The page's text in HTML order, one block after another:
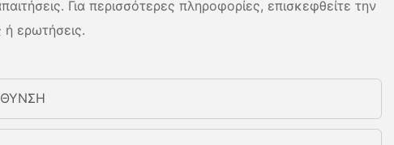
Για περισσότερες πληροφορίες, επισκεφθείτε την
ή ερωτήσεις.